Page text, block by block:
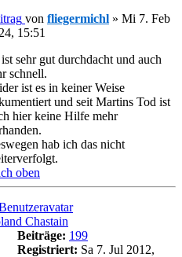
von fliegermichl » Mi 7. Feb
15:51
sehr gut durchdacht und auch
schnell.
ist es in keiner Weise
und seit Martins Tod ist
hier keine Hilfe mehr
hab ich das nicht
oben
Chastain
Beiträge: 199
Registriert: Sa 7. Jul 2012,